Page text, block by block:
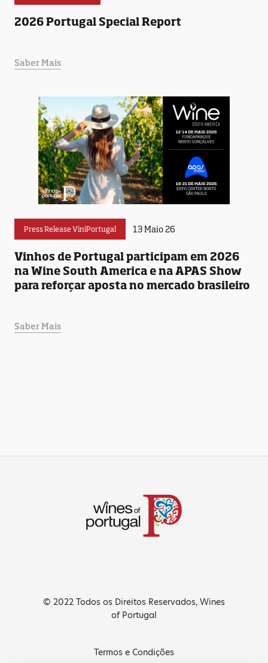
2026 Portugal Special Report
Saber Mais
Press Release ViniPortugal 13 Maio 26
Vinhos de Portugal participam em 2026
na Wine South America e na APAS Show
para reforçar aposta no mercado brasileiro
Saber Mais
© 2022 Todos os Direitos Reservados, Wines
of Portugal
Termos e Condições